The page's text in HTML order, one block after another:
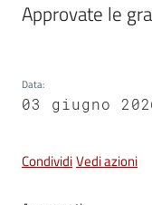
Servizi
Castel
Maggiore
Approvate le
Data:
03 giugno
CondividiVedi azioni